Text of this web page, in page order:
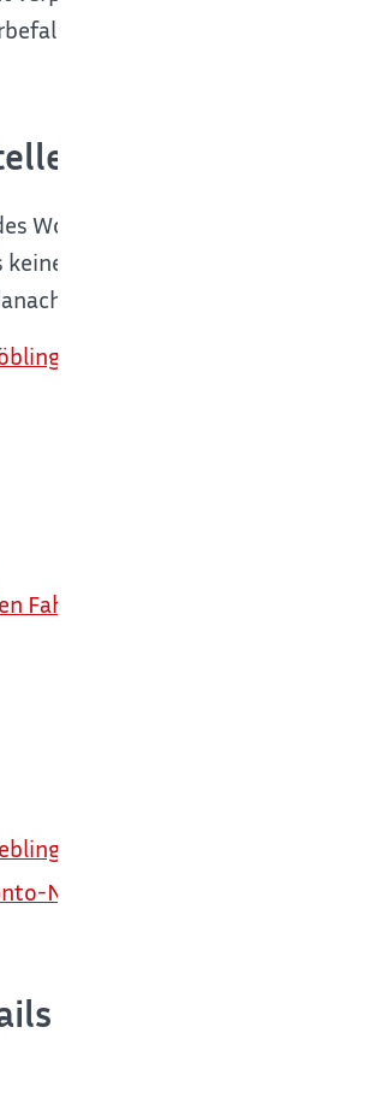
gelten auch ausländische
Wohnortes oder des
keine Zuständigkeit: das
keine Zuständigkeit: das
Fahrplanauskunft
Nachricht über service-bw.de